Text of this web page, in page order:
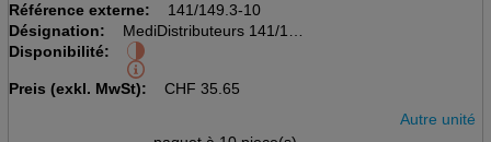
Référence externe:
141/149.3-10
Désignation:
MediDistributeurs 141/149
pack à 10 pcs
avec couvercle coulissant
Disponibilité:
Preis (exkl. MwSt): CHF 35.65
Autre unité